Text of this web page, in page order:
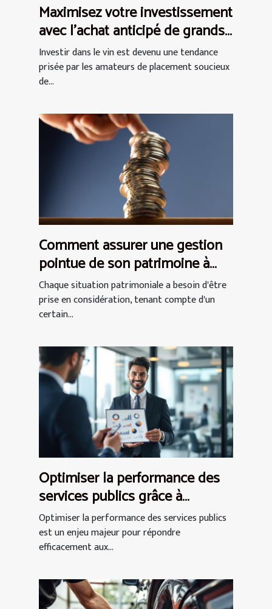
Maximisez votre investissement
avec l'achat anticipé de grands
crus
Investir dans le vin est devenu une tendance
prisée par les amateurs de placement soucieux
de...
Comment assurer une gestion
pointue de son patrimoine à
Paris ?
Chaque situation patrimoniale a besoin d'être
prise en considération, tenant compte d'un
certain...
Optimiser la performance des
services publics grâce à
l'expertise en conseil
Optimiser la performance des services publics
est un enjeu majeur pour répondre
efficacement aux...